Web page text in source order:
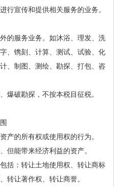
行宣传和提供相关服务的业务。
服务业务。如沐浴、理发、洗
、镌刻、计算、测试、试验、化
、制图、测绘、勘探、打包、咨
破勘探，不按本税目征税。
的所有权或使用权的行为。
能带来经济利益的资产。
：转让土地使用权、转让商标
转让著作权、转让商誉。